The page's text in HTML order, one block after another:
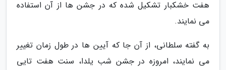
هفت خشکبار تشکیل شده که در جشن ها از آن استفاده
می نمایند.
به گفته سلطانی، از آن جا که آیین ها در طول زمان تغییر
می نمایند، امروزه در جشن شب یلدا، سنت هفت تایی